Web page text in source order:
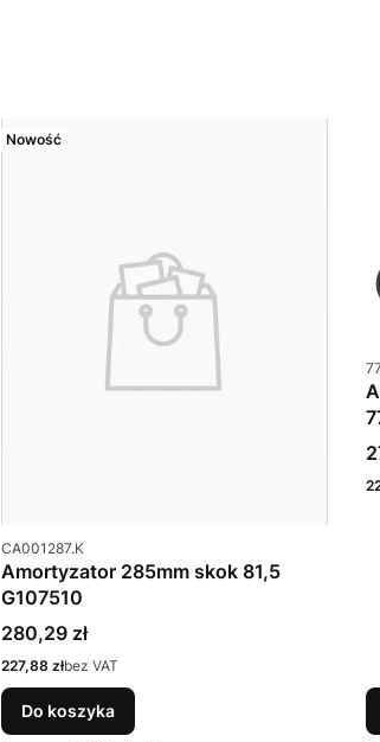
Nowość
Kod produktu
CA001287.K
Amortyzator 285mm skok 81,5
G107510
Cena
280,29 zł
Cena
227,88 złbez VAT
Do koszyka